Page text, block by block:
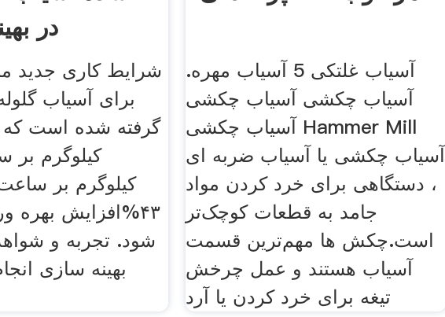
در
شرایط کاری
برای آسیاب
کیلوگرم بر
۴٣%افزایش
شود. تجربه و
بهینه سازی
آسیاب غلتکی 5 آسیاب مهره.
آسیاب چکشی آسیاب چکشی
آسیاب چکشی Hammer Mill
آسیاب چکشی یا آسیاب ضربه ای
، دستگاهی برای خرد کردن مواد
جامد به قطعات کوچک‌تر
است.چکش ها مهم‌ترین قسمت
آسیاب هستند و عمل چرخش
تیغه برای خرد کردن یا آرد